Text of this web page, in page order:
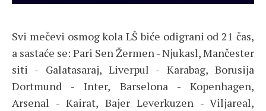
Svi mečevi osmog kola LŠ biće odigrani od 21 čas,
a sastaće se: Pari Sen Žermen - Njukasl, Mančester
siti - Galatasaraj, Liverpul - Karabag, Borusija
Dortmund - Inter, Barselona - Kopenhagen,
Arsenal - Kairat, Bajer Leverkuzen - Viljareal,